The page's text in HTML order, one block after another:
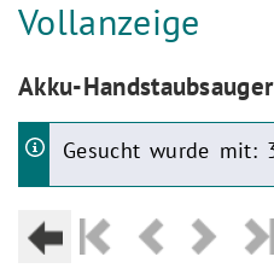
Aktuelle Seite:
Vollanzeige
Aktuelle Seite:
Akku-Handstaubsauger
Gesucht wurde mit: